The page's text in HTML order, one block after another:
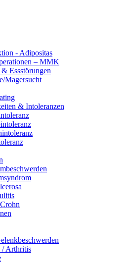
- Adipositas
– MMK
Essstörungen
Magersucht
& Intoleranzen
/ Arthritis